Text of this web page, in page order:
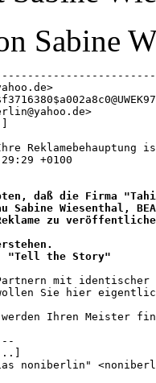
Sabine
Reklamebehauptung
+0100
daß die Firma
Sabine Wiesenthal,
zu
"Tell the Story"
mit identischer
wollen Sie hier
Ihren Meister
noniberlin"